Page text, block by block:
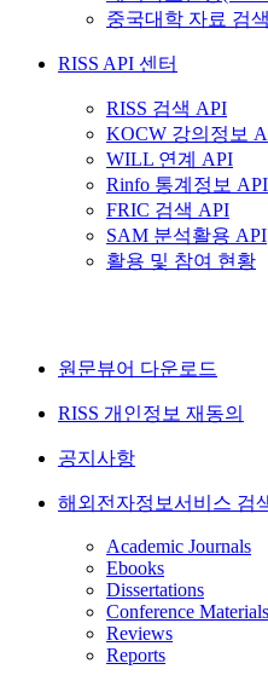
중국대학 자료 검색
RISS API 센터
RISS 검색 API
KOCW 강의정보
WILL 연계 API
Rinfo 통계정보 API
FRIC 검색 API
SAM 분석활용 API
활용 및 참여 현황
원문뷰어 다운로드
RISS 개인정보 재동의
공지사항
해외전자정보서비스 검
Academic Journals
Ebooks
Dissertations
Conference Materials
Reviews
Reports